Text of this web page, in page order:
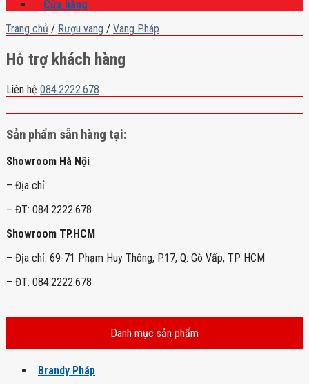
Cửa hàng
Trang chủ / Rượu vang / Vang Pháp
Hỗ trợ khách hàng
Liên hệ 084.2222.678
Sản phẩm sẵn hàng tại:
Showroom Hà Nội
– Địa chỉ:
– ĐT: 084.2222.678
Showroom TP.HCM
– Địa chỉ: 69-71 Phạm Huy Thông, P.17, Q. Gò Vấp, TP HCM
– ĐT: 084.2222.678
Danh mục sản phẩm
Brandy Pháp